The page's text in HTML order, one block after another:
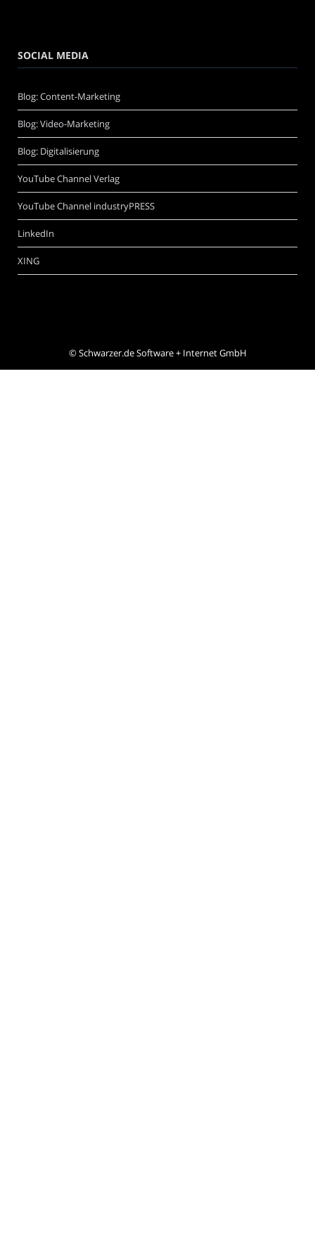
SOCIAL MEDIA
Blog: Content-Marketing
Blog: Video-Marketing
Blog: Digitalisierung
YouTube Channel Verlag
YouTube Channel industryPRESS
LinkedIn
XING
©Schwarzer.de Software + Internet GmbH